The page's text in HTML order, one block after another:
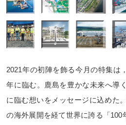
2021年の初陣を飾る今月の特集は
年に臨む。
鹿島を豊かな未来へ導
に臨む想いをメッセージに込めた。
の海外展開を経て世界に誇る「100